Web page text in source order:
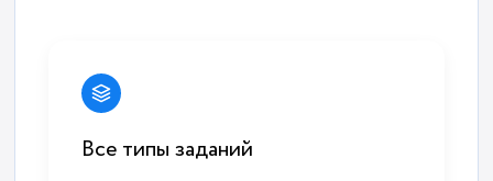
Все типы заданий